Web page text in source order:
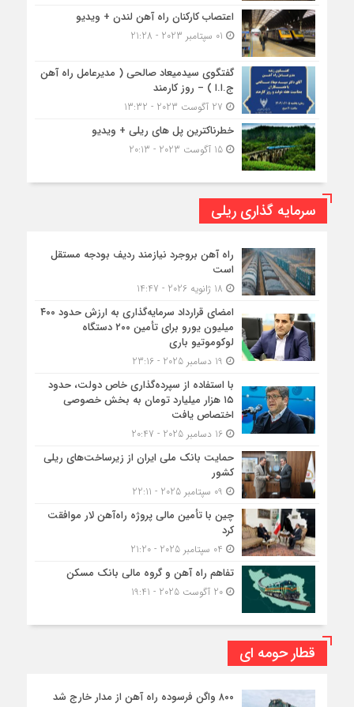
اعتصاب کارکنان راه آهن لندن + ویدیو
گفتگوی سیدمیعاد صالحی ( مدیرعامل راه آهن
ج.ا.ا ) – روز کارمند
خطرناکترین پل های ریلی + ویدیو
15 آگوست 2023 - 20:13
سرمایه گذاری ریلی
راه آهن بروجرد نیازمند ردیف بودجه مستقل
است
امضای قرارداد سرمایه‌گذاری به ارزش حدود ۴۰۰
میلیون یورو برای تأمین ۲۰۰ دستگاه
لوکوموتیو باری
با استفاده از سپرده‌گذاری خاص دولت، حدود
۱۵ هزار میلیارد تومان به بخش خصوصی
اختصاص یافت
16 دسامبر 2025 - 20:47
حمایت بانک ملی ایران از زیرساخت‌های ریلی
کشور
چین با تأمین مالی پروژه راه‌آهن لار موافقت
کرد
تفاهم راه آهن و گروه مالی بانک مسکن
20 آگوست 2025 - 19:41
قطار حومه ای
۸۰۰ واگن فرسوده راه آهن از مدار خارج شد